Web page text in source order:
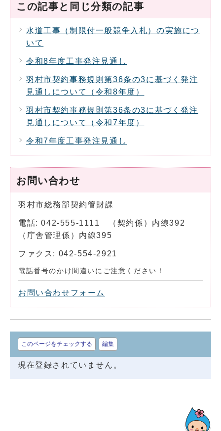
この記事と同じ分類の記事
水道工事（制限付一般競争入札）の実施につ
いて
令和8年度工事発注見通し
羽村市契約事務規則第36条の3に基づく発注
見通しについて（令和8年度）
羽村市契約事務規則第36条の3に基づく発注
見通しについて（令和7年度）
令和7年度工事発注見通し
お問い合わせ
羽村市総務部契約管財課
電話: 042-555-1111 （契約係）内線392
（庁舎管理係）内線395
ファクス: 042-554-2921
電話番号のかけ間違いにご注意ください！
お問い合わせフォーム
このページをチェックする 編集
現在登録されていません。